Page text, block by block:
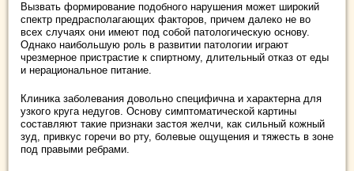
Вызвать формирование подобного нарушения может широкий
спектр предрасполагающих факторов, причем далеко не во
всех случаях они имеют под собой патологическую основу.
Однако наибольшую роль в развитии патологии играют
чрезмерное пристрастие к спиртному, длительный отказ от еды
и нерациональное питание.
Клиника заболевания довольно специфична и характерна для
узкого круга недугов. Основу симптоматической картины
составляют такие признаки застоя желчи, как сильный кожный
зуд, привкус горечи во рту, болевые ощущения и тяжесть в зоне
под правыми ребрами.